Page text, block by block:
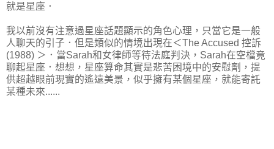
就是星座．
我以前沒有注意過星座話題顯示的角色心理，只當它是一般
人聊天的引子．但是類似的情境出現在＜The Accused 控訴
(1988) ＞．當Sarah和女律師等待法庭判決，Sarah在空檔竟
聊起星座．想想，星座算命其實是悲苦困境中的安慰劑，提
供超越眼前現實的遙遠美景，似乎擁有某個星座，就能寄託
某種未來......